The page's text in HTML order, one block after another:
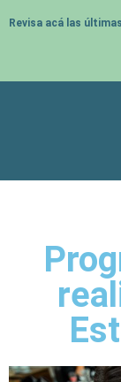
Revisa acá las